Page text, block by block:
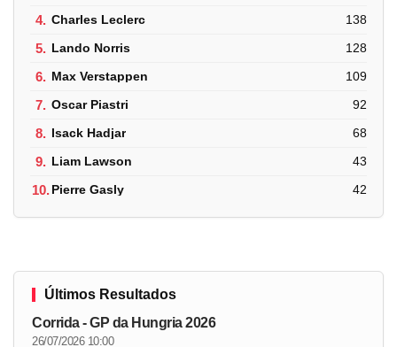
4. Charles Leclerc 138
5. Lando Norris 128
6. Max Verstappen 109
7. Oscar Piastri 92
8. Isack Hadjar 68
9. Liam Lawson 43
10.Pierre Gasly 42
Últimos Resultados
Corrida - GP da Hungria 2026
26/07/2026 10:00